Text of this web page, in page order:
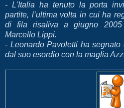
- L’Italia ha tenuto la porta
partite, l’ultima volta in cui ha
di fila risaliva a giugno
Marcello Lippi.
- Leonardo Pavoletti ha
dal suo esordio con la maglia